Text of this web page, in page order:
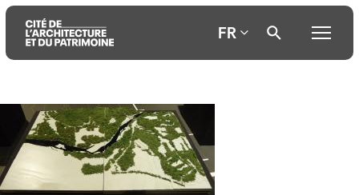
Aller
contenu
principal
Aller
menu
principal
Aller
recherche
FR